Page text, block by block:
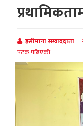
इसीमाना सम्वाददाता
पटक पढिएको